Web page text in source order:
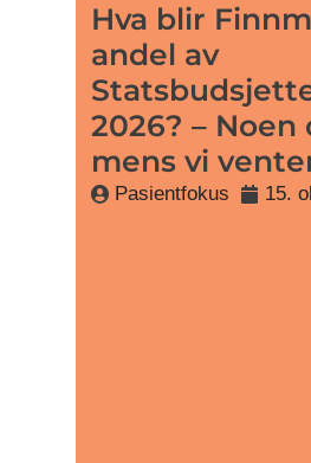
Hva blir
andel av
2026? – Noen
mens vi
Pasientfokus 15.